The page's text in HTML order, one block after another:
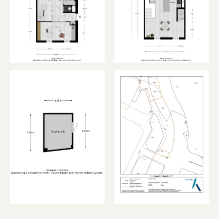
aanwezige wateraansluiting is deze ruimte
eenvoudig om te vormen tot tweede badkamer,
extra slaapkamer of hobbyruimte.
Aan de rechterzijde bevindt zich de
biedt volop ruimte voor een kingsize bed en
wordt dankzij de grote raampartijen prachtig
verlicht door natuurlijk daglicht. Aansluitend
vind je de luxe badkamer, uitgevoerd met
hoogwaardige materialen en ingericht als een
echte wellnessruimte. Hier beschik je over een
royale inloopdouche met nis, een stijlvol
wastafelmeubel en een comfortabel ligbad.